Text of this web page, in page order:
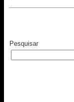
Pesquisar